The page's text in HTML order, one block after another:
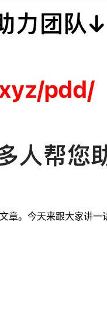
。今天来跟大家讲一